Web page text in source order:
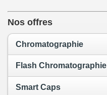
Nos offres
Chromatographie
Flash Chromatographie
Smart Caps